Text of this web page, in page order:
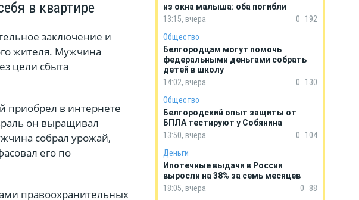
в квартире
заключение и
жителя. Мужчина
цели сбыта
приобрел в интернете
он выращивал
собрал урожай,
его по
правоохранительных
из окна малыша: оба погибли
13:15, вчера
0
192
Общество
Белгородцам могут помочь
федеральными деньгами собрать
детей в школу
14:02, вчера
0
130
Общество
Белгородский опыт защиты от
БПЛА тестируют у Собянина
13:50, вчера
0
104
Деньги
Ипотечные выдачи в России
выросли на 38% за семь месяцев
18:05, вчера
0
88